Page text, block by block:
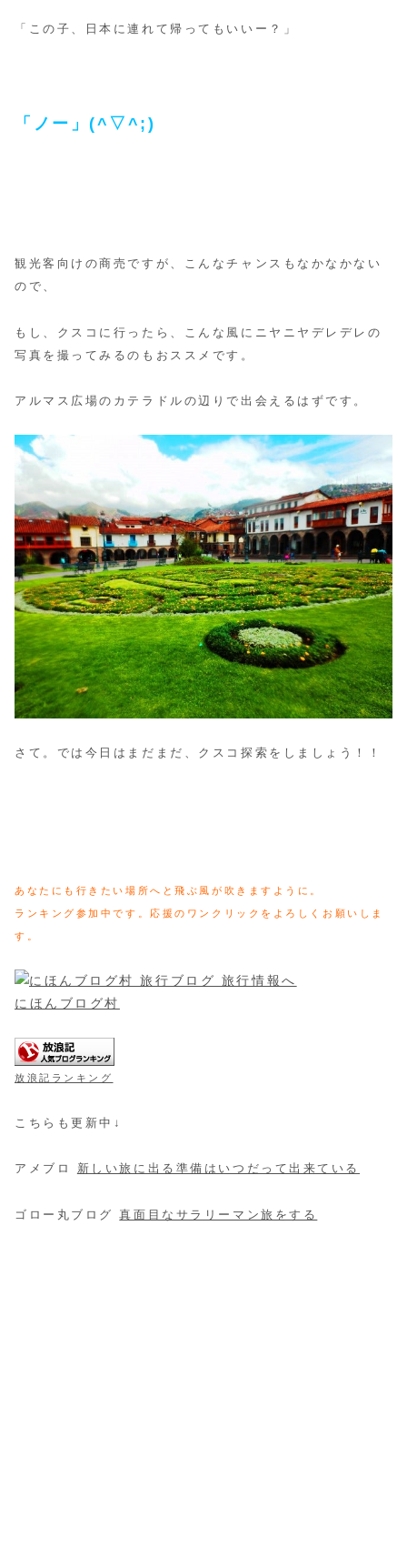
「この子、日本に連れて帰ってもいいー？」
「ノー」(^▽^;)
観光客向けの商売ですが、こんなチャンスもなかなかない
ので、
もし、クスコに行ったら、こんな風にニヤニヤデレデレの
写真を撮ってみるのもおススメです。
アルマス広場のカテラドルの辺りで出会えるはずです。
さて。では今日はまだまだ、クスコ探索をしましょう！！
あなたにも行きたい場所へと飛ぶ風が吹きますように。
ランキング参加中です。応援のワンクリックをよろしくお願いしま
す。
にほんブログ村
放浪記ランキング
こちらも更新中↓
アメブロ 新しい旅に出る準備はいつだって出来ている
ゴロー丸ブログ真面目なサラリーマン旅をする